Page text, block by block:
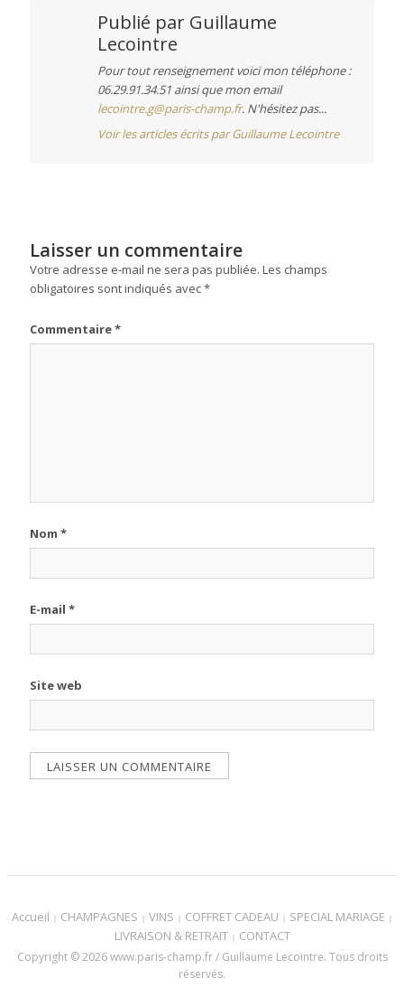
Publié par Guillaume
Lecointre
Pour tout renseignement voici mon téléphone :
06.29.91.34.51 ainsi que mon email
lecointre.g@paris-champ.fr. N'hésitez pas...
Voir les articles écrits par Guillaume Lecointre
Laisser un commentaire
Votre adresse e-mail ne sera pas publiée. Les champs
obligatoires sont indiqués avec*
Commentaire*
Nom*
E-mail*
Site web
Accueil CHAMPAGNES VINS COFFRET CADEAU
SPECIAL MARIAGE
LIVRAISON & RETRAIT
CONTACT
Copyright © 2026 www.paris-champ.fr / Guillaume Lecointre. Tous droits
réservés.